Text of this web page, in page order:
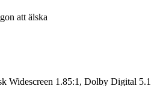
att älska
Widescreen 1.85:1, Dolby Digital 5.1